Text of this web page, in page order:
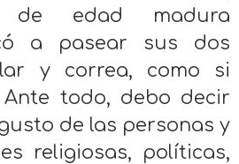
de edad madura
a pasear sus dos
y correa, como si
todo, debo decir
de las personas y
religiosas, políticas,